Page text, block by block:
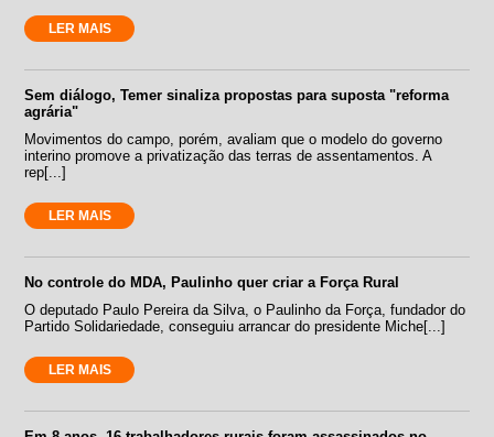
LER MAIS
Sem diálogo, Temer sinaliza propostas para suposta "reforma
agrária"
Movimentos do campo, porém, avaliam que o modelo do governo
interino promove a privatização das terras de assentamentos. A
rep[...]
LER MAIS
No controle do MDA, Paulinho quer criar a Força Rural
O deputado Paulo Pereira da Silva, o Paulinho da Força, fundador do
Partido Solidariedade, conseguiu arrancar do presidente Miche[...]
LER MAIS